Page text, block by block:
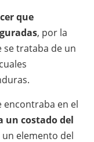
que
, por la
se trataba de un
encontraba en el
un costado del
elemento del